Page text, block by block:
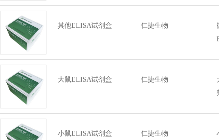
其他ELISA试剂盒 仁捷生物
大鼠ELISA试剂盒 仁捷生物
小鼠ELISA试剂盒 仁捷生物